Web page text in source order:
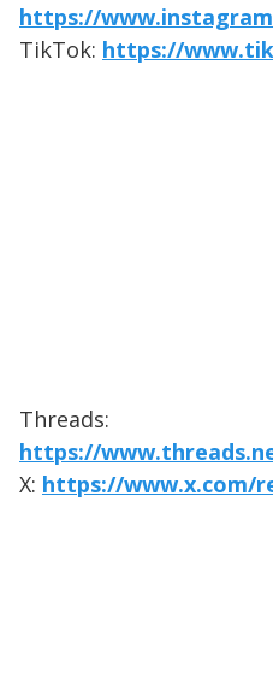
https://
TikTok: https://
Threads:
https://
X: https://www.x.com/